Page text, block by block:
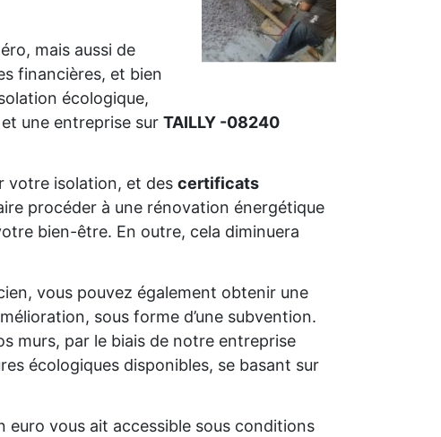
mais aussi de
financières, et bien
écologique,
une entreprise sur TAILLY -08240
votre isolation, et des certificats
procéder à une rénovation énergétique
bien-être. En outre, cela diminuera
vous pouvez également obtenir une
sous forme d’une subvention.
murs, par le biais de notre entreprise
écologiques disponibles, se basant sur
euro vous ait accessible sous conditions